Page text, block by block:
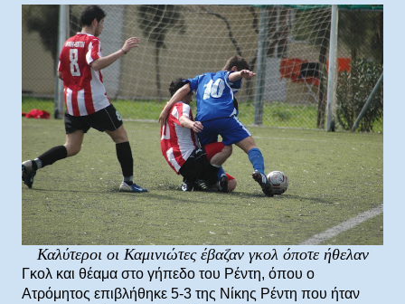
Καλύτεροι οι Καμινιώτες έβαζαν γκολ όποτε ήθελαν
Γκολ και θέαμα στο γήπεδο του Ρέντη, όπου ο
Ατρόμητος επιβλήθηκε 5-3 της Νίκης Ρέντη που ήταν